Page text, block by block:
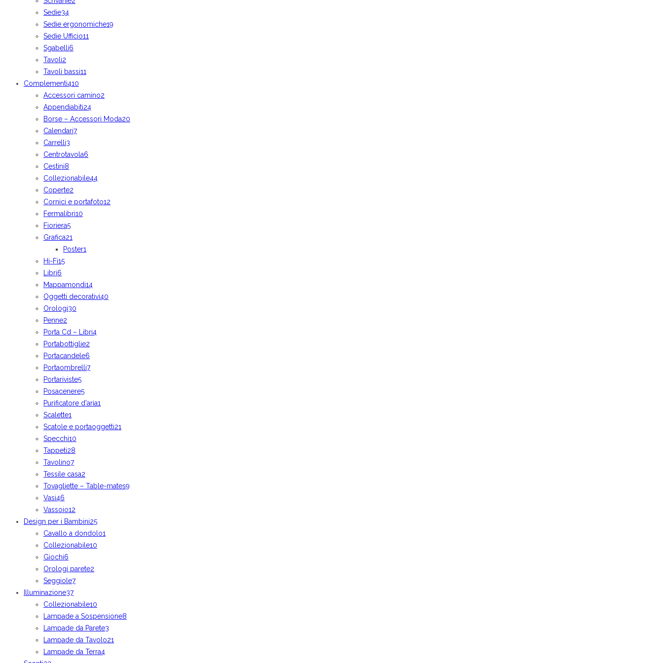
Sedie34
Sedie ergonomiche19
Sedie Ufficio11
Sgabelli6
Tavoli2
Tavoli bassi11
Complementi410
Accessori camino2
Appendiabiti24
Borse – Accessori Moda20
Calendari7
Carrelli3
Centrotavola6
Cestini8
Collezionabile44
Coperte2
Cornici e portafoto12
Fermalibri10
Fioriera5
Grafica21
Poster1
Hi-Fi15
Libri6
Mappamondi14
Oggetti decorativi40
Orologi30
Penne2
Porta Cd – Libri4
Portabottiglie2
Portacandele6
Portaombrelli7
Portariviste5
Posacenere5
Purificatore d'aria1
Scalette1
Scatole e portaoggetti21
Specchi10
Tappeti28
Tavolino7
Tessile casa2
Tovagliette – Table-mates9
Vasi46
Vassoio12
Design per i Bambini25
Cavallo a dondolo1
Collezionabile10
Giochi6
Orologi parete2
Seggiole7
Illuminazione37
Collezionabile10
Lampade a Sospensione8
Lampade da Parete3
Lampade da Tavolo21
Lampade da Terra4